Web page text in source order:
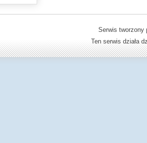
Serwis
Ten serwis działa